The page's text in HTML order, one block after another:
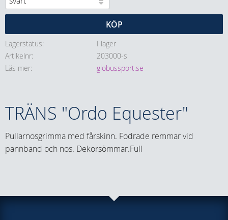
KÖP
Lagerstatus
I lager
Artikelnr
203000-s
Läs mer
globussport.se
TRÄNS "Ordo Equester"
Pullarnosgrimma med fårskinn. Fodrade remmar vid
pannband och nos. Dekorsömmar.Full